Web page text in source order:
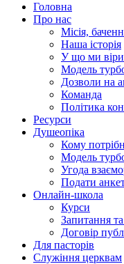
Головна
Про нас
Місія,
Наша історія
У що ми
Модель
Дозволи на
Команда
Політика
Ресурси
Душеопіка
Кому
Модель
Угода
Подати
Онлайн-школа
Курси
Запитання
Договір
Для пасторів
Служіння церквам